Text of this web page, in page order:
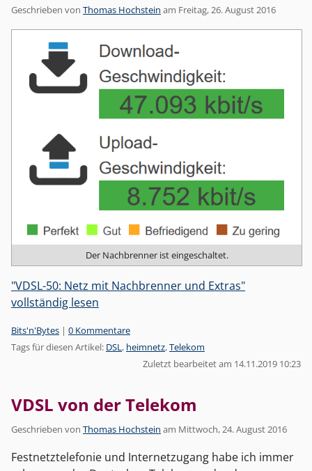
Geschrieben von Thomas Hochstein am Freitag, 26. August 2016
Der Nachbrenner ist eingeschaltet.
"VDSL-50: Netz mit Nachbrenner und Extras"
vollständig lesen
Kategorien:
Bits'n'Bytes | 0 Kommentare
Tags für diesen Artikel: DSL, heimnetz,Telekom
Zuletzt bearbeitet am 14.11.2019 10:23
VDSL von der Telekom
Geschrieben von Thomas Hochstein am Mittwoch, 24. August 2016
Festnetztelefonie und Internetzugang habe ich immer